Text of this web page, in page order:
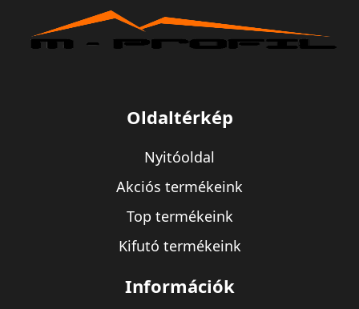
Oldaltérkép
Nyitóoldal
Akciós termékeink
Top termékeink
Kifutó termékeink
Információk